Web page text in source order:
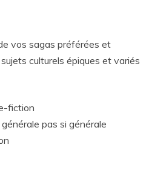
vos sagas préférées et
culturels épiques et variés
fiction
pas si générale